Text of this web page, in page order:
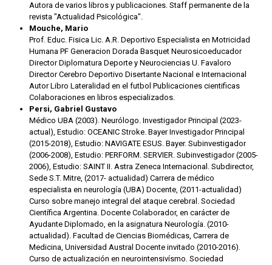
Autora de varios libros y publicaciones. Staff permanente de la
revista "Actualidad Psicológica".
Mouche, Mario
Prof. Educ. Fisica Lic. A.R. Deportivo Especialista en Motricidad
Humana PF Generacion Dorada Basquet Neurosicoeducador
Director Diplomatura Deporte y Neurociencias U. Favaloro
Director Cerebro Deportivo Disertante Nacional e Internacional
Autor Libro Lateralidad en el futbol Publicaciones cientificas
Colaboraciones en libros especializados.
Persi, Gabriel Gustavo
Médico UBA (2003). Neurólogo. Investigador Principal (2023-
actual), Estudio: OCEANIC Stroke. Bayer Investigador Principal
(2015-2018), Estudio: NAVIGATE ESUS. Bayer. Subinvestigador
(2006-2008), Estudio: PERFORM. SERVIER. Subinvestigador (2005-
2006), Estudio: SAINT II. Astra Zeneca Internacional. Subdirector,
Sede S.T. Mitre, (2017- actualidad) Carrera de médico
especialista en neurología (UBA) Docente, (2011-actualidad)
Curso sobre manejo integral del ataque cerebral. Sociedad
Científica Argentina. Docente Colaborador, en carácter de
Ayudante Diplomado, en la asignatura Neurología. (2010-
actualidad). Facultad de Ciencias Biomédicas, Carrera de
Medicina, Universidad Austral Docente invitado (2010-2016).
Curso de actualización en neurointensivísmo. Sociedad